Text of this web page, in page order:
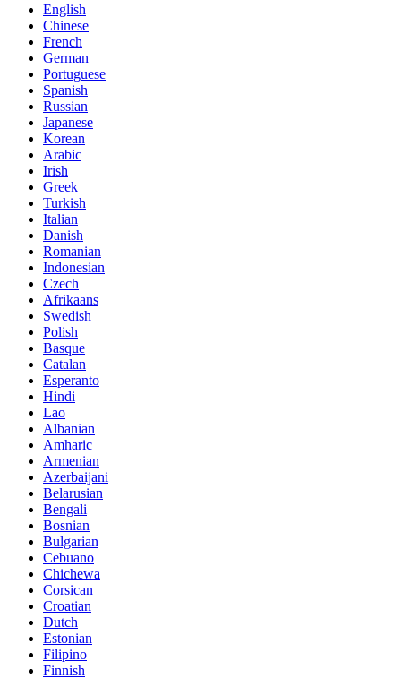
English
Chinese
French
German
Portuguese
Spanish
Russian
Japanese
Korean
Arabic
Irish
Greek
Turkish
Italian
Danish
Romanian
Indonesian
Czech
Afrikaans
Swedish
Polish
Basque
Catalan
Esperanto
Hindi
Lao
Albanian
Amharic
Armenian
Azerbaijani
Belarusian
Bengali
Bosnian
Bulgarian
Cebuano
Chichewa
Corsican
Croatian
Dutch
Estonian
Filipino
Finnish